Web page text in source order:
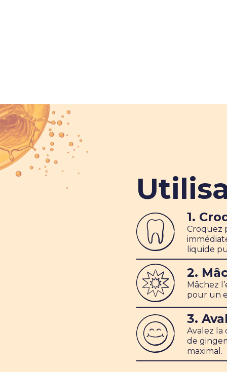
1.
Croquez
liquide
2.
Mâchez
pour un
3.
Avalez la
de
maximal.